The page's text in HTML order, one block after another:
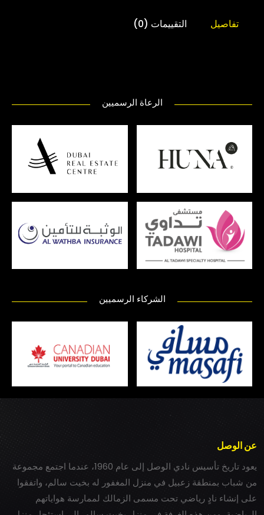
تفاصيل التقييمات (0)
الرعاة الرسميين
الشركاء الرسميين
عن الوصل
يعود تاريخ تأسيس نادي الوصل إلى عام 1960، عندما اجتمع مجموعة
من شباب بمنطقة زعبيل في منزل المغفور له بخيت سالم، واتفقوا
على إنشاء نادٍ رياضي تحت مسمى الزمالك لممارسة هواياتهم